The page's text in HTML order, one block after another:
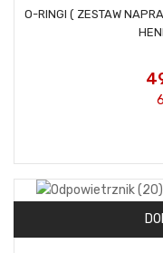
O-RINGI ( ZESTAW